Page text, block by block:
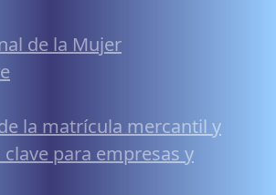
de la Mujer
la matrícula mercantil y
para empresas y